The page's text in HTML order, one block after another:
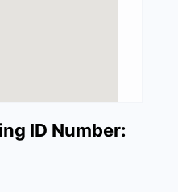
ID Number: